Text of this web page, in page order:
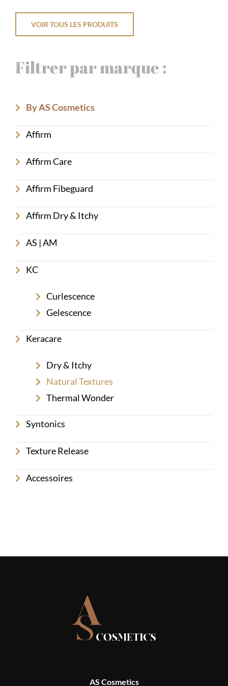
VOIR TOUS LES PRODUITS
Filtrer par marque :
By AS Cosmetics
Affirm
Affirm Care
Affirm Fibeguard
Affirm Dry & Itchy
AS | AM
KC
Curlescence
Gelescence
Keracare
Dry & Itchy
Natural Textures
Thermal Wonder
Syntonics
Texture Release
Accessoires
AS Cosmetics